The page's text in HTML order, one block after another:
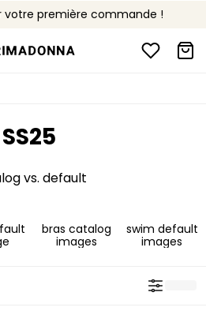
votre première commande !
à partir de CHF 150
gratuits
SS25
vs. default
bras catalog
images
swim default
images